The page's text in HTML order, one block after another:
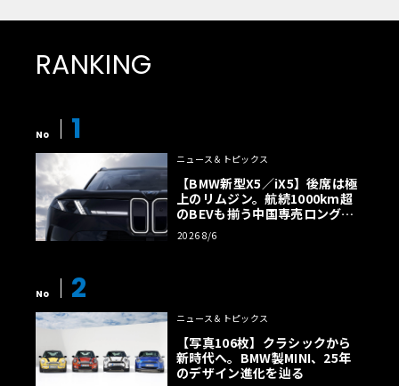
RANKING
No 1
ニュース＆トピックス
【BMW新型X5／iX5】後席は極
上のリムジン。航続1000km超
のBEVも揃う中国専売ロング仕
様の全貌
2026 8/6
No 2
ニュース＆トピックス
【写真106枚】クラシックから
新時代へ。BMW製MINI、25年
のデザイン進化を辿る